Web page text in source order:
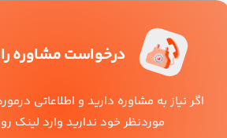
عکاسی پوشاکدرخواست مشاوره
اگر نیاز به مشاوره دارید و اطلاعاتی
موردنظر خود ندارید وارد لینک